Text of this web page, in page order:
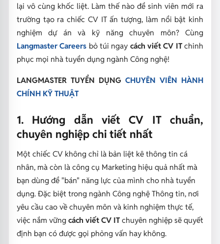
lại vô cùng khốc liệt. Làm thế nào để sinh viên mới ra
trường tạo ra chiếc CV IT ấn tượng, làm nổi bật kinh
nghiệm dự án và kỹ năng chuyên môn? Cùng
Langmaster Careers bỏ túi ngay cách viết CV ITchinh
phục mọi nhà tuyển dụng ngành Công nghệ!
LANGMASTER TUYỂN DỤNGCHUYÊN VIÊN HÀNH
CHÍNH KỸ THUẬT
1. Hướng dẫn viết CV IT chuẩn,
chuyên nghiệp chi tiết nhất
Một chiếc CV không chỉ là bản liệt kê thông tin cá
nhân, mà còn là công cụ Marketing hiệu quả nhất mà
bạn dùng để "bán" năng lực của mình cho nhà tuyển
dụng. Đặc biệt trong ngành Công nghệ Thông tin, nơi
yêu cầu cao về chuyên môn và kinh nghiệm thực tế,
việc nắm vững cách viết CV ITchuyên nghiệp sẽ quyết
định bạn có được gọi phỏng vấn hay không.